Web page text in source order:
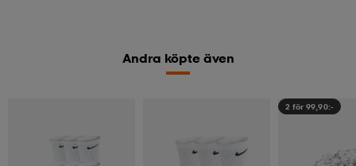
Andra köpte även
2 för 99,90:-